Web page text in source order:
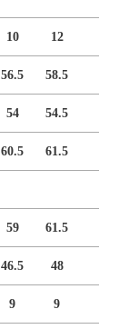
10 12
56.5 58.5
54 54.5
60.5 61.5
59 61.5
46.5 48
9 9